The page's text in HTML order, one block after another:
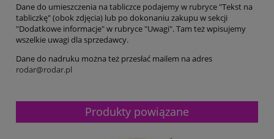
Dane do umieszczenia na tabliczce podajemy w rubryce "Tekst na
tabliczkę" (obok zdjęcia) lub po dokonaniu zakupu w sekcji
"Dodatkowe informacje" w rubryce "Uwagi". Tam też wpisujemy
wszelkie uwagi dla sprzedawcy.
Dane do nadruku można też przesłać mailem na adres
rodar@rodar.pl
Produkty powiązane